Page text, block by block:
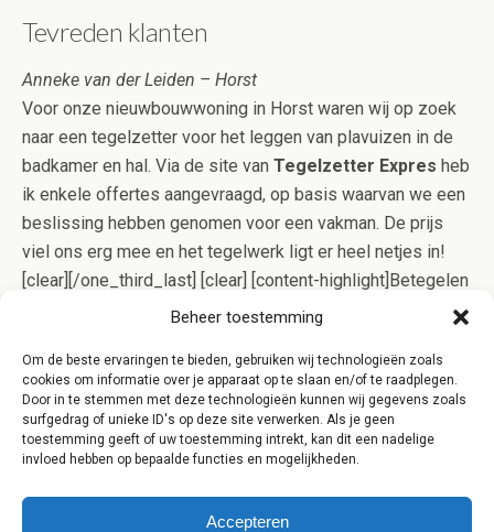
Beheer toestemming
Om de beste ervaringen te bieden, gebruiken wij technologieën zoals
cookies om informatie over je apparaat op te slaan en/of te raadplegen.
Door in te stemmen met deze technologieën kunnen wij gegevens zoals
surfgedrag of unieke ID's op deze site verwerken. Als je geen
toestemming geeft of uw toestemming intrekt, kan dit een nadelige
invloed hebben op bepaalde functies en mogelijkheden.
Accepteren
Tevreden klanten
Anneke van der Leiden – Horst
Voor onze nieuwbouwwoning in Horst waren wij op zoek
naar een tegelzetter voor het leggen van plavuizen in de
badkamer en hal. Via de site van Tegelzetter Expres heb
ik enkele offertes aangevraagd, op basis waarvan we een
beslissing hebben genomen voor een vakman. De prijs
viel ons erg mee en het tegelwerk ligt er heel netjes in!
[clear][/one_third_last] [clear] [content-highlight]Betegelen
is specialistisch werk. Onze specialisten uit Horst
definitie duur hoeft te zijn. Dit bewijzen wij u graag, vraag
daarom eens een offerte aan voor een opgave op maat!
[/content-highlight]